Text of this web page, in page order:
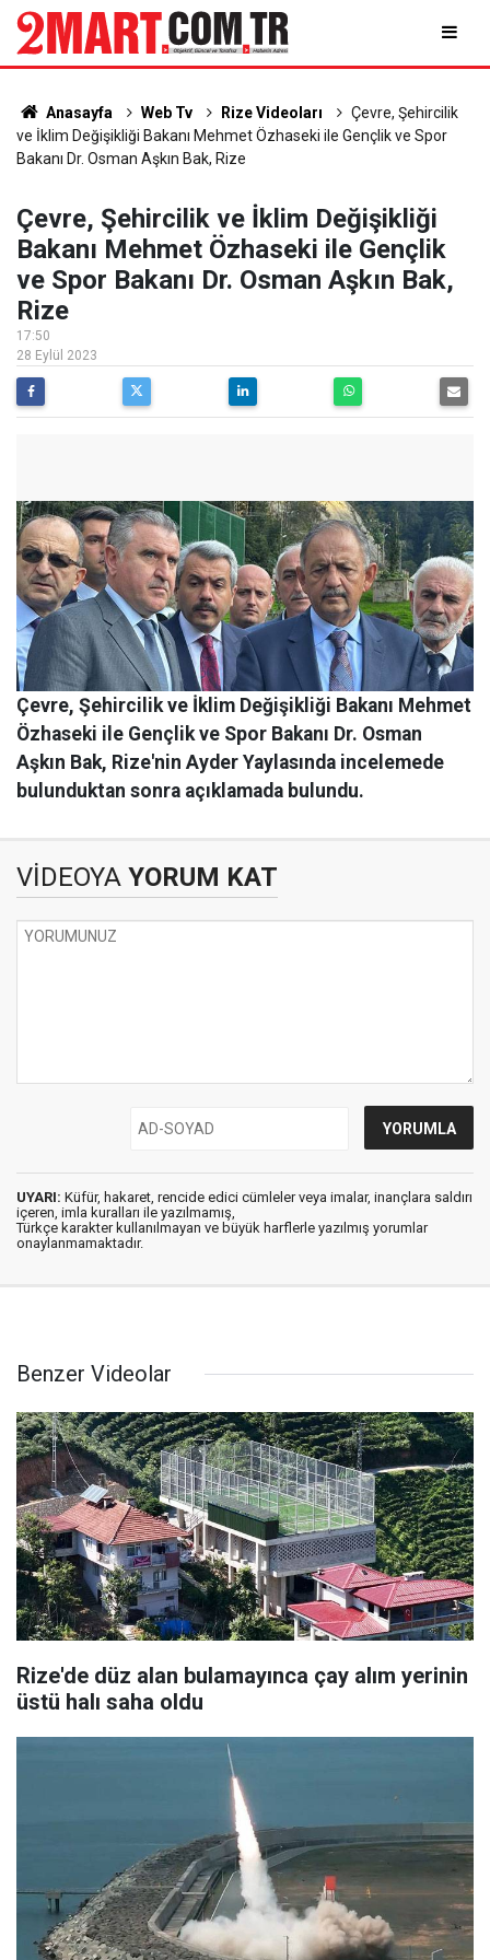
Anasayfa Web Tv Rize Videoları
Çevre, Şehircilik
ve İklim Değişikliği Bakanı Mehmet Özhaseki ile Gençlik ve Spor
Bakanı Dr. Osman Aşkın Bak, Rize
Çevre, Şehircilik ve İklim Değişikliği
Bakanı Mehmet Özhaseki ile Gençlik
ve Spor Bakanı Dr. Osman Aşkın Bak,
Rize
17:50
28 Eylül 2023
Çevre, Şehircilik ve İklim Değişikliği Bakanı Mehmet
Özhaseki ile Gençlik ve Spor Bakanı Dr. Osman
Aşkın Bak, Rize'nin Ayder Yaylasında incelemede
bulunduktan sonra açıklamada bulundu.
VİDEOYA YORUM KAT
UYARI: Küfür, hakaret, rencide edici cümleler veya imalar, inançlara saldırı
içeren, imla kuralları ile yazılmamış,
Türkçe karakter kullanılmayan ve büyük harflerle yazılmış yorumlar
onaylanmamaktadır.
Benzer Videolar
Rize'de düz alan bulamayınca çay alım yerinin
üstü halı saha oldu